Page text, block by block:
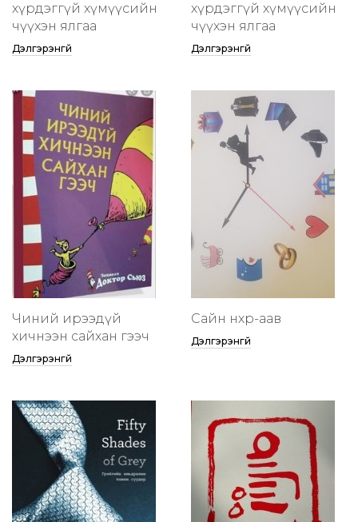
хүрдэггүй хүмүүсийн
өчүүхэн ялгаа
Дэлгэрэнгүй
хүрдэггүй хүмүүсийн
өчүүхэн ялгаа
Дэлгэрэнгүй
Чиний ирээдүй
хичнээн сайхан гээч
Дэлгэрэнгүй
Сайн нөхөр-аав
Дэлгэрэнгүй